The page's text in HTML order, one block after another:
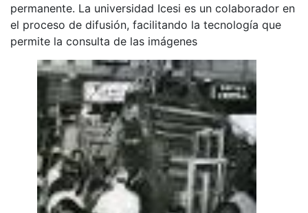
permanente. La universidad Icesi es un colaborador en
el proceso de difusión, facilitando la tecnología que
permite la consulta de las imágenes